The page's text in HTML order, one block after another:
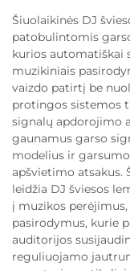
Šiuolaikinės DJ
patobulintomis
kurios automatiškai
muzikiniais
vaizdo patirtį be
protingos sistemos
signalų apdorojimo
gaunamus garso
modelius ir
apšvietimo atsakus.
leidžia DJ šviesos
į muzikos
pasirodymus, kurie
auditorijos
reguliuojamo